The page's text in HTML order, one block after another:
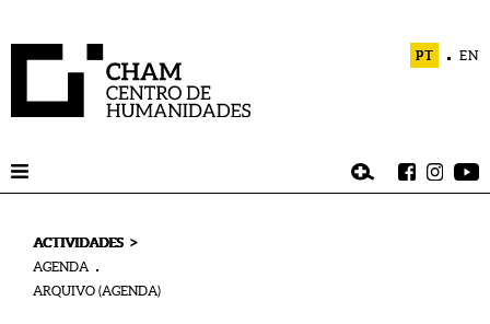
PT EN
ACTIVIDADES >
AGENDA
ARQUIVO (AGENDA)